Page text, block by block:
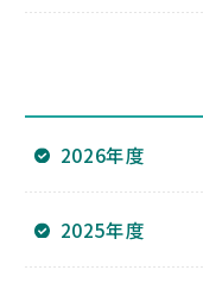
2026年度
2025年度